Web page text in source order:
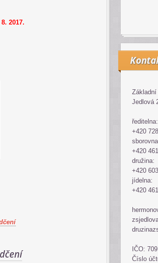
2017.
Jedlová
ředitelna:
+420
+420
družina:
+420
jídelna:
+420
IČO:
Číslo